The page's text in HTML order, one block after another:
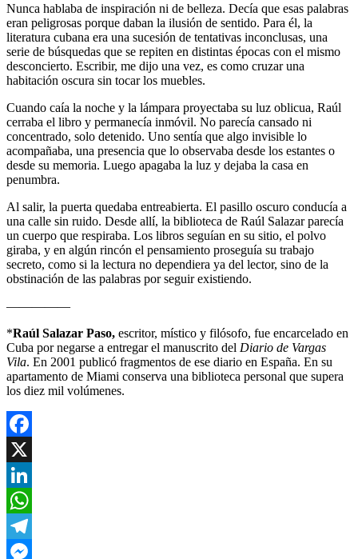
Nunca hablaba de inspiración ni de belleza. Decía que esas palabras
eran peligrosas porque daban la ilusión de sentido. Para él, la
literatura cubana era una sucesión de tentativas inconclusas, una
serie de búsquedas que se repiten en distintas épocas con el mismo
desconcierto. Escribir, me dijo una vez, es como cruzar una
habitación oscura sin tocar los muebles.
Cuando caía la noche y la lámpara proyectaba su luz oblicua, Raúl
cerraba el libro y permanecía inmóvil. No parecía cansado ni
concentrado, solo detenido. Uno sentía que algo invisible lo
acompañaba, una presencia que lo observaba desde los estantes o
desde su memoria. Luego apagaba la luz y dejaba la casa en
penumbra.
Al salir, la puerta quedaba entreabierta. El pasillo oscuro conducía a
una calle sin ruido. Desde allí, la biblioteca de Raúl Salazar parecía
un cuerpo que respiraba. Los libros seguían en su sitio, el polvo
giraba, y en algún rincón el pensamiento proseguía su trabajo
secreto, como si la lectura no dependiera ya del lector, sino de la
obstinación de las palabras por seguir existiendo.
—————
*Raúl Salazar Paso, escritor, místico y filósofo, fue encarcelado en
Cuba por negarse a entregar el manuscrito del Diario de Vargas
Vila. En 2001 publicó fragmentos de ese diario en España. En su
apartamento de Miami conserva una biblioteca personal que supera
los diez mil volúmenes.
Facebook
X
LinkedIn
WhatsApp
Telegram